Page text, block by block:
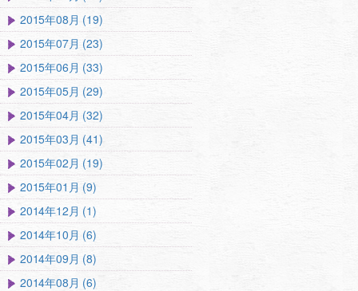
2015年08月 (19)
2015年07月 (23)
2015年06月 (33)
2015年05月 (29)
2015年04月 (32)
2015年03月 (41)
2015年02月 (19)
2015年01月 (9)
2014年12月 (1)
2014年10月 (6)
2014年09月 (8)
2014年08月 (6)